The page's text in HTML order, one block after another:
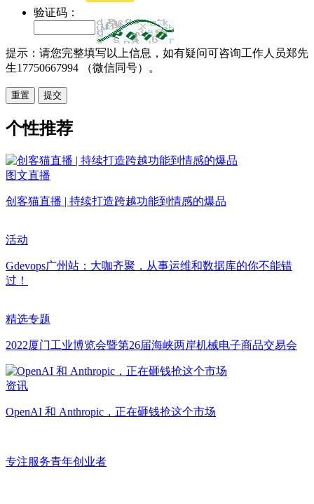
验证码：
提示：请您完整填写以上信息，如有疑问可咨询工作人员郑先
生17750667994 （微信同号）。
重置
个性推荐
图文直播
创客猫直播 | 持续打造跨越功能到情感的爆品
活动
Gdevops广州站：大咖齐聚，从事运维和数据库的你不能错
过！
精选专题
2022厦门工业博览会暨第26届海峡两岸机械电子商品交易会
资讯
OpenAI 和 Anthropic，正在砸钱抢这个市场
专注服务青年创业者